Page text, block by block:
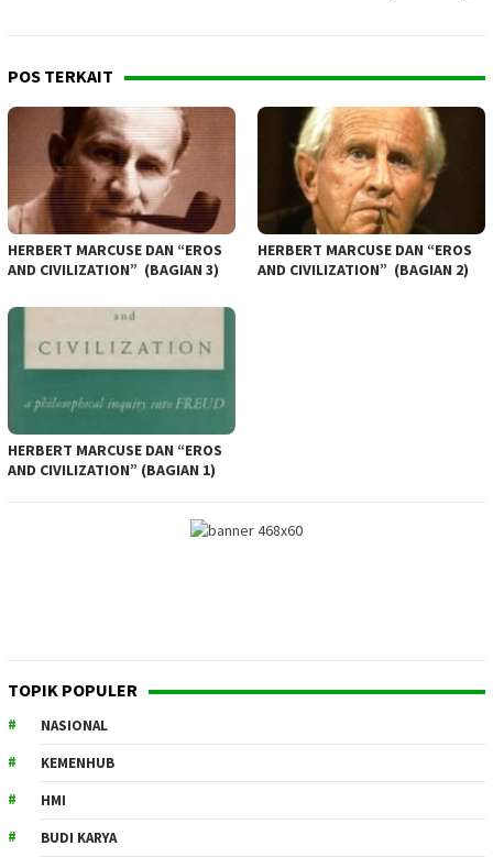
POS TERKAIT
HERBERT MARCUSE DAN “EROS
AND CIVILIZATION” (BAGIAN 3)
HERBERT MARCUSE DAN “EROS
AND CIVILIZATION” (BAGIAN 2)
HERBERT MARCUSE DAN “EROS
AND CIVILIZATION” (BAGIAN 1)
TOPIK POPULER
NASIONAL
KEMENHUB
HMI
BUDI KARYA